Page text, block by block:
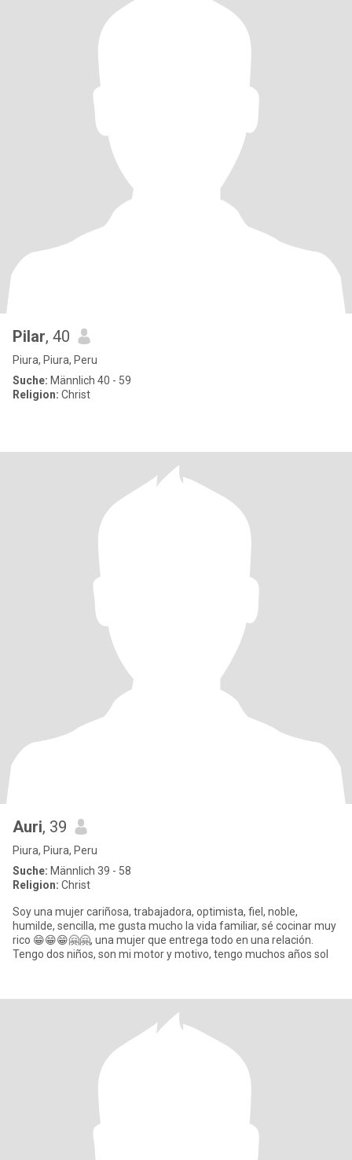
Pilar, 40
Piura, Piura, Peru
Suche: Männlich 40 - 59
Religion: Christ
Auri, 39
Piura, Piura, Peru
Suche: Männlich 39 - 58
Religion: Christ
Soy una mujer cariñosa, trabajadora, optimista, fiel, noble,
humilde, sencilla, me gusta mucho la vida familiar, sé cocinar muy
rico 😁😁😁🤗🤗, una mujer que entrega todo en una relación.
Tengo dos niños, son mi motor y motivo, tengo muchos años sol